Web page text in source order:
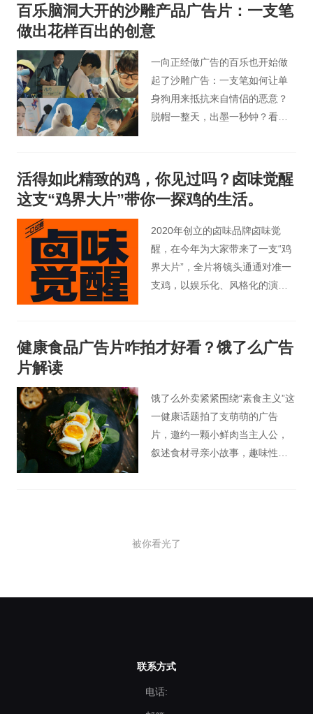
百乐脑洞大开的沙雕产品广告片：一支笔
做出花样百出的创意
一向正经做广告的百乐也开始做
起了沙雕广告：一支笔如何让单
身狗用来抵抗来自情侣的恶意？
脱帽一整天，出墨一秒钟？看完
操作！
活得如此精致的鸡，你见过吗？卤味觉醒
这支“鸡界大片”带你一探鸡的生活。
2020年创立的卤味品牌卤味觉
醒，在今年为大家带来了一支“鸡
界大片”，全片将镜头通通对准一
支鸡，以娱乐化、风格化的演
面前。
健康食品广告片咋拍才好看？饿了么广告
片解读
饿了么外卖紧紧围绕“素食主义”这
一健康话题拍了支萌萌的广告
片，邀约一颗小鲜肉当主人公，
叙述食材寻亲小故事，趣味性开
被你看光了
联系方式
电话: